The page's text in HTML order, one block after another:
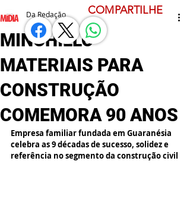
MINCHILLO
MATERIAIS PARA
CONSTRUÇÃO
COMEMORA 90 ANOS
Da Redação
Empresa familiar fundada em Guaranésia
celebra as 9 décadas de sucesso, solidez e
referência no segmento da construção civil
COMPARTILHE